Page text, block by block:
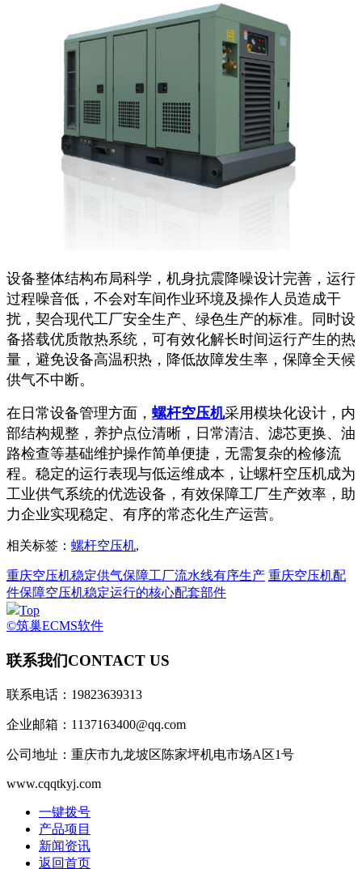
设备整体结构布局科学，机身抗震降噪设计完善，运行
过程噪音低，不会对车间作业环境及操作人员造成干
扰，契合现代工厂安全生产、绿色生产的标准。同时设
备搭载优质散热系统，可有效化解长时间运行产生的热
量，避免设备高温积热，降低故障发生率，保障全天候
供气不中断。
在日常设备管理方面， 螺杆空压机采用模块化设计，内
部结构规整，养护点位清晰，日常清洁、滤芯更换、油
路检查等基础维护操作简单便捷，无需复杂的检修流
程。稳定的运行表现与低运维成本，让螺杆空压机成为
工业供气系统的优选设备，有效保障工厂生产效率，助
力企业实现稳定、有序的常态化生产运营。
相关标签： 螺杆空压机,
重庆空压机稳定供气保障工厂流水线有序生产 重庆空压机配
件保障空压机稳定运行的核心配套部件
Top
©筑巢ECMS软件
联系我们CONTACT US
联系电话：19823639313
企业邮箱：1137163400@qq.com
公司地址：重庆市九龙坡区陈家坪机电市场A区1号
www.cqqtkyj.com
一键拨号
产品项目
新闻资讯
返回首页